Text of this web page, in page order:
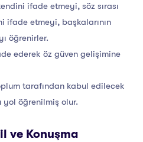
ifade etmeyi, söz sırası
ifade etmeyi, başkalarının
öğrenirler.
ederek öz güven gelişimine
tarafından kabul edilecek
öğrenilmiş olur.
ve Konuşma